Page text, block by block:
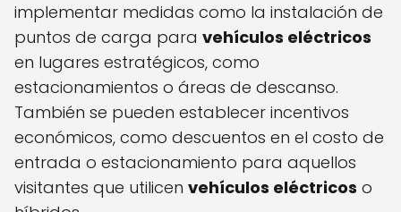
implementar medidas como la instalación de
puntos de carga para vehículos eléctricos
en lugares estratégicos, como
estacionamientos o áreas de descanso.
También se pueden establecer incentivos
económicos, como descuentos en el costo de
entrada o estacionamiento para aquellos
visitantes que utilicen vehículos eléctricos o